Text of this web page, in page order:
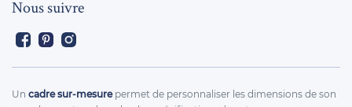
Nous suivre
FacebookPinterest
Un cadre sur-mesurepermet de personnaliser les dimensions de son